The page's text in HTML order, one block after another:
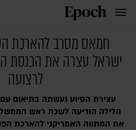
חמאס מסרב להארכת
ישראל עצרה את הכנסת
לרצועה
עצירת הסיוע נעשתה בתיאום
הלילה הודיעה לשכת ראש
את המתווה האמריקני להארכת